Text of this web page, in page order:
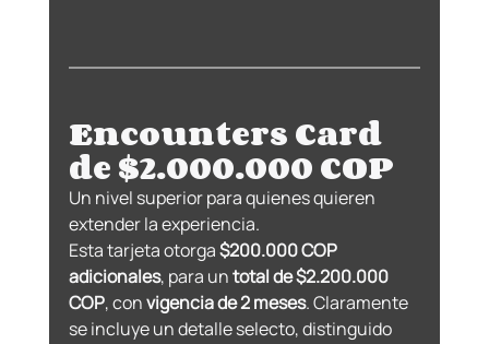
Encounters Card
de $2.000.000 COP
Un nivel superior para quienes quieren
extender la experiencia.
Esta tarjeta otorga $200.000 COP
adicionales, para un total de $2.200.000
COP, con vigencia de 2 meses. Claramente
se incluye un detalle selecto, distinguido